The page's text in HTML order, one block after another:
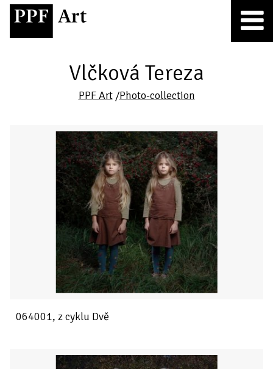
Vlčková Tereza
PPF Art/Photo-collection
064001, z cyklu Dvě